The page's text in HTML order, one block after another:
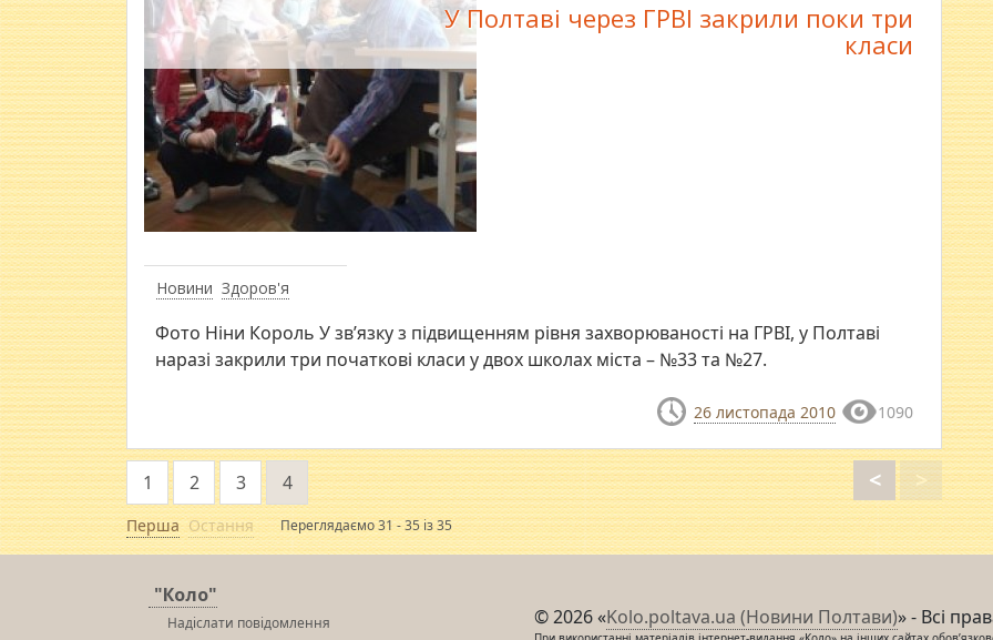
Новини Здоров'я
У Полтаві через ГРВІ закрили поки три
класи
Фото Ніни Король У зв’язку з підвищенням рівня захворюваності на ГРВІ, у Полтаві
наразі закрили три початкові класи у двох школах міста – №33 та №27.
26 листопада 2010 1090
Перша
<
1 2 3 4 >
Остання Переглядаємо 31 - 35 із 35
"Коло"
Надіслати повідомлення © 2026 «Kolo.poltava.ua (Новини Полтави)» - Всі